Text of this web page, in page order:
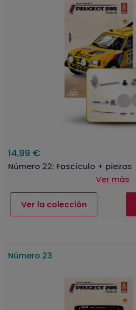
14,99 €
Número 22: Fascículo + piezas
Ver más
Ver la colección
Número 23